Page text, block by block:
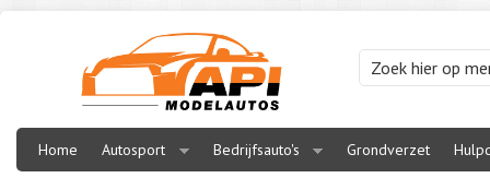
Home Autosport Bedrijfsauto's Grondverzet